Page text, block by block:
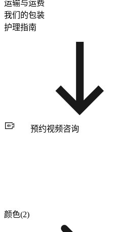
运输与运费
我们的包装
护理指南
预约视频咨询
颜色(2)